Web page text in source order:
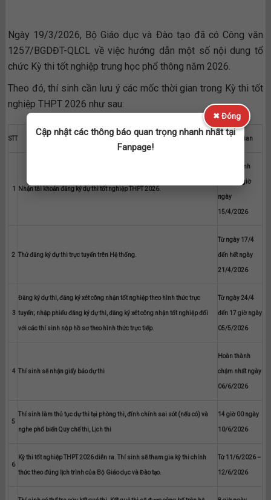
Ngày 19/3/2026, Bộ Giáo dục và Đào tạo đã có Công văn
1257/BGDĐT-QLCL về việc hướng dẫn một số nội dung tổ
chức Kỳ thi tốt nghiệp trung học phổ thông năm 2026.
Theo đó, thí sinh cần lưu ý các mốc thời gian trong Kỳ thi tốt
nghiệp THPT 2026 như sau:
STT Nội dung Thời gian
1 Nhận tài khoản đăng ký dự thi tốt nghiệp THPT 2026.
Hoàn thành
trước 17 giờ
ngày
15/4/2026
2 Thử đăng ký dự thi trực tuyến trên Hệ thống.
Từ ngày 17/4
đến hết ngày
21/4/2026
3
Đăng ký dự thi, đăng ký xét công nhận tốt nghiệp theo hình thức trực
tuyến; nhập phiếu đăng ký dự thi, đăng ký xét công nhận tốt nghiệp đối
với các thí sinh nộp hồ sơ theo hình thức trực tiếp.
Từ ngày 24/4
đến 17 giờ ngày
05/5/2026
4 Thí sinh sẽ nhận giấy báo dự thi
Hoàn thành
chậm nhất ngày
06/6/2026
5
Thí sinh làm thủ tục dự thi tại phòng thi, đính chính sai sót (nếu có) và
nghe phổ biến Quy chế thi, Lịch thi
14 giờ 00 ngày
10/6/2026
6
Kỳ thi tốt nghiệp THPT 2026 diễn ra. Thí sinh sẽ tham gia kỳ thi chính
thức theo đúng lịch trình của Bộ Giáo dục và Đào tạo.
Từ 11/6/2026 –
12/6/2026
✖ Đóng
Cập nhật các thông báo quan trọng nhanh nhất tại
Fanpage!